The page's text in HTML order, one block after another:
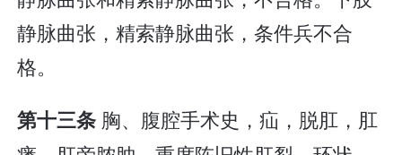
静脉曲张，精索静脉曲张，条件兵不合
格。
第十三条 胸、腹腔手术史，疝，脱肛，肛